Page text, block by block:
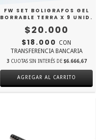
FW SET BOLIGRAFOS GEL
BORRABLE TERRA X 9 UNID.
$20.000
$18.000 CON
TRANSFERENCIA BANCARIA
3 CUOTAS SIN INTERÉS DE $6.666,67